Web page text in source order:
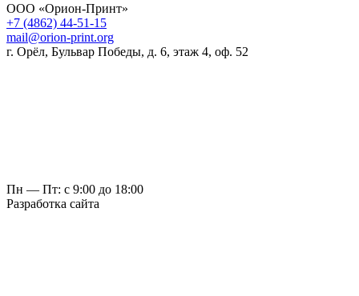
ООО «Орион-Принт»
+7 (4862) 44-51-15
mail@orion-print.org
г. Орёл, Бульвар Победы, д. 6, этаж 4, оф. 52
Пн — Пт: с 9:00 до 18:00
Разработка сайта